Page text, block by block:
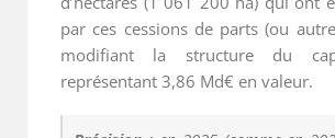
par ces cessions de parts (ou
modifiant la structure du
représentant 3,86 Md€ en valeur.